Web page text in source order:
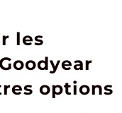
les
options